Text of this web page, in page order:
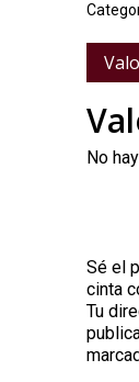
No
Sé el
cinta
Tu